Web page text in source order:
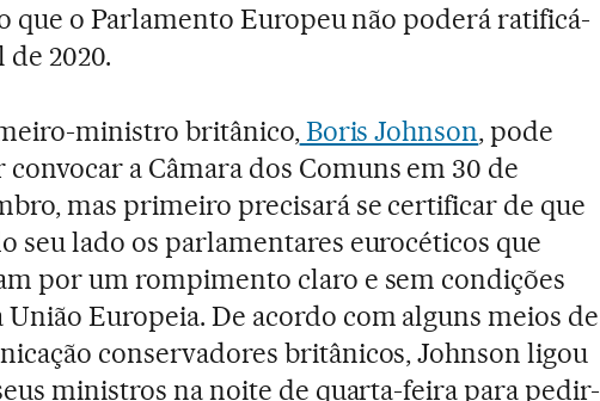
que o Parlamento Europeu não poderá ratificá-
2020.
ministro britânico,Boris Johnson, pode
a Câmara dos Comuns em 30 de
mas primeiro precisará se certificar de que
seu lado os parlamentares eurocéticos que
por um rompimento claro e sem condições
União Europeia. De acordo com alguns meios de
conservadores britânicos, Johnson ligou
ministros na noite de quarta-feira para pedir-